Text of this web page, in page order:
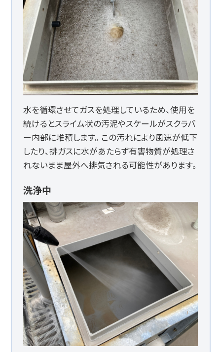
水を循環させてガスを処理しているため、使用を
続けるとスライム状の汚泥やスケールがスクラバ
ー内部に堆積します。 この汚れにより風速が低下
したり、排ガスに水があたらず有害物質が処理さ
れないまま屋外へ排気される可能性があります。
洗浄中